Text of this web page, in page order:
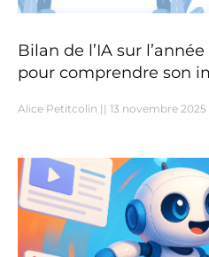
Bilan de l’IA sur
pour comprendre son
Alice Petitcolin 13 novembre 2025